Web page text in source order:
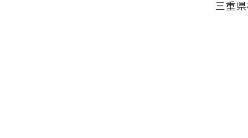
三重